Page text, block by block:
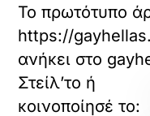
Το πρωτότυπο
https://
ανήκει στο